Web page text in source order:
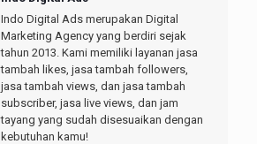
Indo Digital Ads merupakan Digital
Marketing Agency yang berdiri sejak
tahun 2013. Kami memiliki layanan jasa
tambah likes, jasa tambah followers,
jasa tambah views, dan jasa tambah
subscriber, jasa live views, dan jam
tayang yang sudah disesuaikan dengan
kebutuhan kamu!